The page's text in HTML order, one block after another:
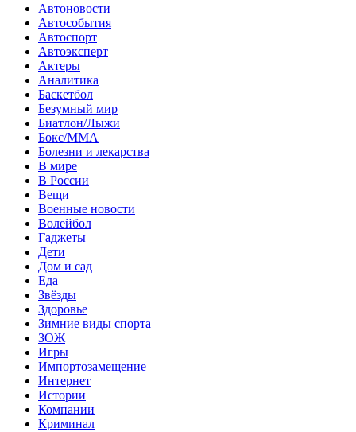
Автоновости
Автособытия
Автоспорт
Автоэксперт
Актеры
Аналитика
Баскетбол
Безумный мир
Биатлон/Лыжи
Бокс/MMA
Болезни и лекарства
В мире
В России
Вещи
Военные новости
Волейбол
Гаджеты
Дети
Дом и сад
Еда
Звёзды
Здоровье
Зимние виды спорта
ЗОЖ
Игры
Импортозамещение
Интернет
Истории
Компании
Криминал